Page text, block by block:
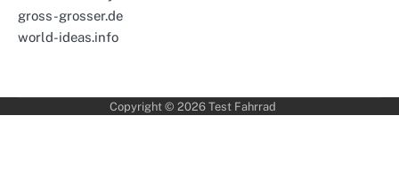
gross-grosser.de
world-ideas.info
Copyright © 2026 Test Fahrrad